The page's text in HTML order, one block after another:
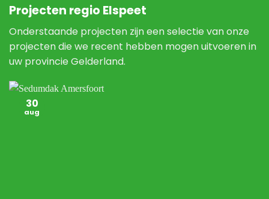
Projecten regio Elspeet
Onderstaande projecten zijn een selectie van onze
projecten die we recent hebben mogen uitvoeren in
uw provincie Gelderland.
30
aug